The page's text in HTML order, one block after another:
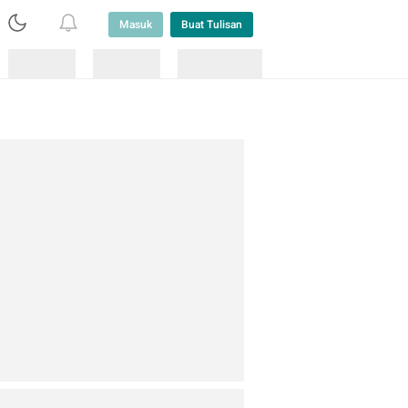
Masuk Buat Tulisan